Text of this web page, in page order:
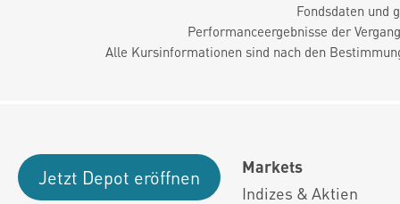
Fondsdaten und
Performanceergebnisse der
Alle Kursinformationen sind nach den
Jetzt Depot eröffnen
Markets
Indizes & Aktien